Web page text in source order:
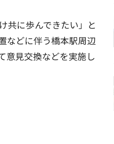
共に歩んできたい」と
などに伴う橋本駅周辺
意見交換などを実施し